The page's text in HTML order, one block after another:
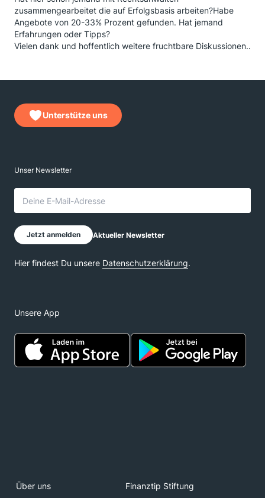
zusammengearbeitet die auf Erfolgsbasis arbeiten?Habe
Angebote von 20-33% Prozent gefunden. Hat jemand
Erfahrungen oder Tipps?
Vielen dank und hoffentlich weitere fruchtbare Diskussionen..
Unterstütze uns
Unsere App
Über uns Finanztip Stiftung